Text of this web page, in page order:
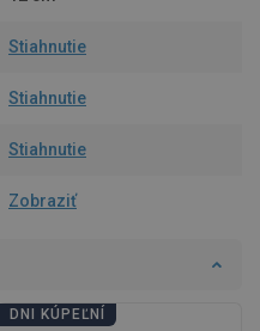
Stiahnutie
Stiahnutie
Stiahnutie
Zobraziť
DNI KÚPEĽNÍ